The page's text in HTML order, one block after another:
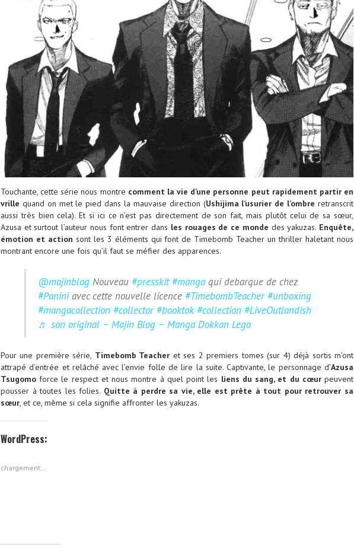
Touchante, cette série nous montre comment la vie d’une personne peut rapidement partir en
vrille quand on met le pied dans la mauvaise direction (Ushijima l’usurier de l’ombre retranscrit
aussi très bien cela). Et si ici ce n’est pas directement de son fait, mais plutôt celui de sa sœur,
Azusa et surtout l’auteur nous font entrer dans les rouages de ce monde des yakuzas. Enquête,
émotion et action sont les 3 éléments qui font de Timebomb Teacher un thriller haletant nous
montrant encore une fois qu’il faut se méfier des apparences.
@majinblog Nouveau #presskit #manga qui debarque de chez
#Paniniavec cette nouvelle licence #TimebombTeacher #unboxing
#mangacollection #collector #booktok #collection #LiveOutlandish
♬ son original – Majin Blog – Manga Dokkan Lego
Pour une première série, Timebomb Teacher et ses 2 premiers tomes (sur 4) déjà sortis m’ont
attrapé d’entrée et relâché avec l’envie folle de lire la suite. Captivante, le personnage d’Azusa
Tsugomo force le respect et nous montre à quel point les liens du sang, et du cœurpeuvent
pousser à toutes les folies. Quitte à perdre sa vie, elle est prête à tout pour retrouver sa
sœur, et ce, même si cela signifie affronter les yakuzas.
WordPress:
chargement…